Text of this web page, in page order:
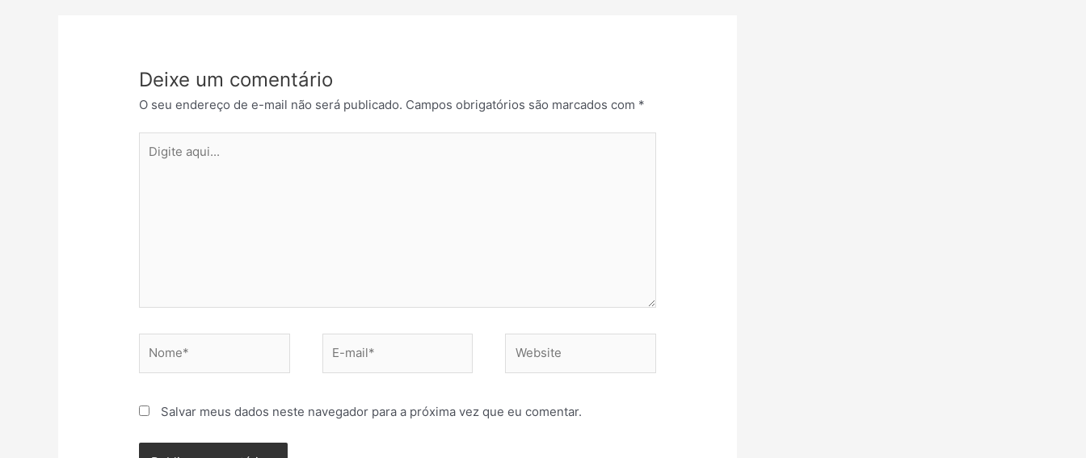
Deixe um comentário
O seu endereço de e-mail não será publicado. Campos obrigatórios são marcados com *
Salvar meus dados neste navegador para a próxima vez que eu comentar.